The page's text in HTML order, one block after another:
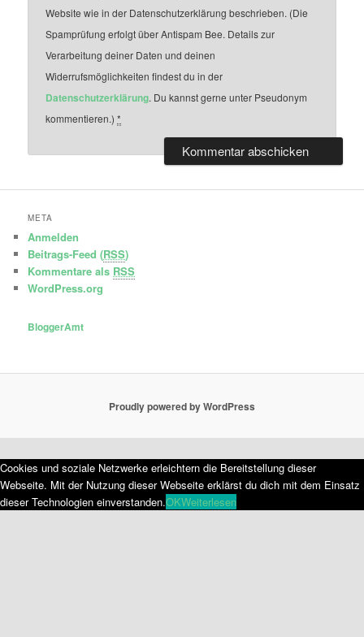
Website wie in der Datenschutzerklärung beschrieben. (Die
Spamprüfung erfolgt über Antispam Bee. Details zur
Verarbeitung deiner Daten und deinen
Widerrufsmöglichkeiten findest du in der
Datenschutzerklärung. Du kannst gerne unter Pseudonym
kommentieren.)*
META
Anmelden
Beitrags-Feed (RSS)
Kommentare als RSS
WordPress.org
BloggerAmt
Proudly powered by WordPress
Cookies und soziale Netzwerke erleichtern die Bereitstellung dieser
Webseite. Mit der Nutzung dieser Webseite erklärst du dich mit dem Einsatz
dieser Technologien einverstanden.OKWeiterlesen